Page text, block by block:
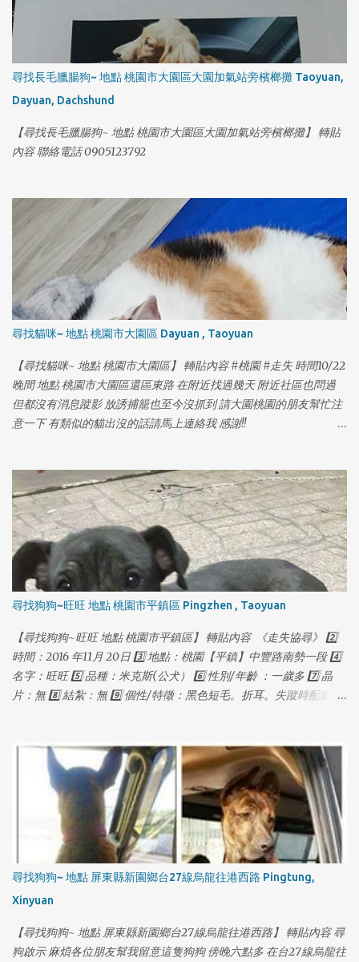
1
尋找長毛臘腸狗~ 地點 桃園市大園區大園加氣站旁檳榔攤 Taoyuan,
Dayuan, Dachshund
【尋找長毛臘腸狗~ 地點 桃園市大園區大園加氣站旁檳榔攤】 轉貼
內容 聯絡電話 0905123792
尋找貓咪~ 地點 桃園市大園區 Dayuan , Taoyuan
【尋找貓咪~ 地點 桃園市大園區】 轉貼內容 #桃園 #走失 時間10/22
晚間 地點 桃園市大園區還區東路 在附近找過幾天 附近社區也問過
但都沒有消息蹤影 放誘捕籠也至今沒抓到 請大園桃園的朋友幫忙注
意一下 有類似的貓出沒的話請馬上連絡我 感謝!!
尋找狗狗~旺旺 地點 桃園市平鎮區 Pingzhen , Taoyuan
【尋找狗狗~旺旺 地點 桃園市平鎮區】 轉貼內容 《走失協尋》 2️⃣
時間：2016 年11月 20日 3️⃣ 地點：桃園【平鎮】中豐路南勢一段 4️⃣
名字：旺旺 5️⃣ 品種：米克斯(公犬） 6️⃣ 性別/年齡 ：一歲多 7️⃣ 晶
片：無 8️⃣ 結紮：無 9️⃣ 個性/特徵：黑色短毛。折耳。失蹤時配戴紅
尋找狗狗~ 地點 屏東縣新園鄉台27線烏龍往港西路 Pingtung,
Xinyuan
【尋找狗狗~ 地點 屏東縣新園鄉台27線烏龍往港西路】 轉貼內容 尋
狗啟示 麻煩各位朋友幫我留意這隻狗狗 傍晚六點多 在台27線烏龍往